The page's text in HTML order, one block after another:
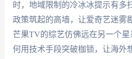
时，地域限制的冷冰冰提示有多
政策筑起的高墙，让爱奇艺迷雾
芒果TV的综艺仿佛远在另一个
何用技术手段突破枷锁，让海外